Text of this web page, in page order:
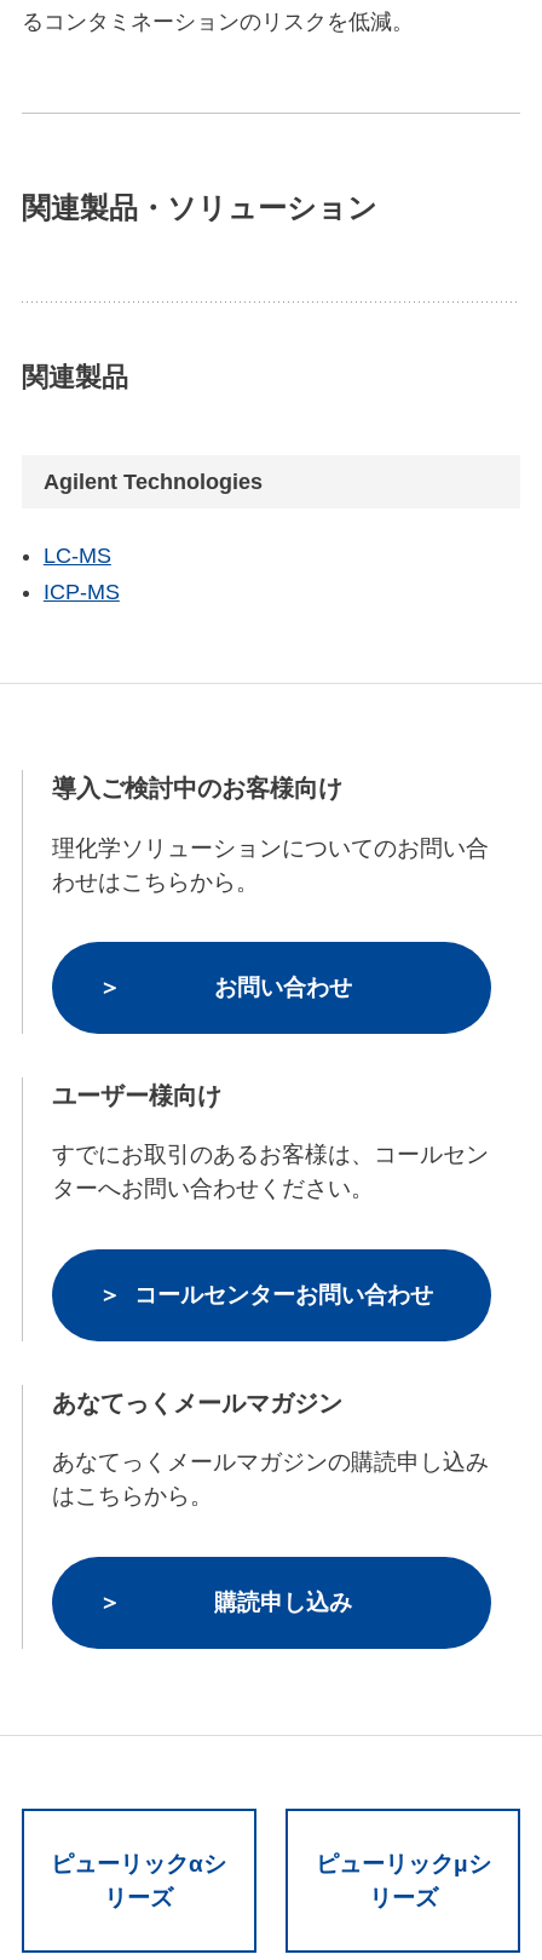
るコンタミネーションのリスクを低減。
関連製品・ソリューション
関連製品
Agilent Technologies
LC-MS
ICP-MS
導入ご検討中のお客様向け
理化学ソリューションについてのお問い合
わせはこちらから。
お問い合わせ
ユーザー様向け
すでにお取引のあるお客様は、コールセン
ターへお問い合わせください。
コールセンターお問い合わせ
あなてっくメールマガジン
あなてっくメールマガジンの購読申し込み
はこちらから。
購読申し込み
ピューリックαシ
リーズ
ピューリックμシ
リーズ